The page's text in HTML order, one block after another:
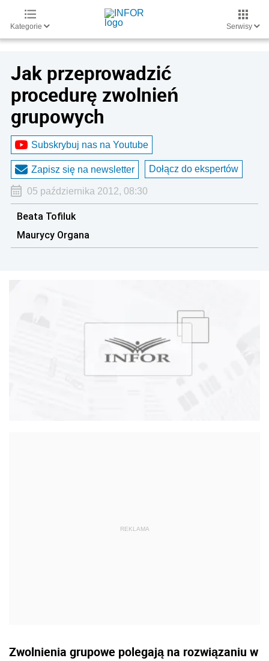
Kategorie Serwisy
Jak przeprowadzić
procedurę zwolnień
grupowych
Subskrybuj nas na Youtube
Zapisz się na newsletter Dołącz do ekspertów
05 października 2012, 08:30
Beata Tofiluk
Maurycy Organa
Zwolnienia grupowe polegają na rozwiązaniu w